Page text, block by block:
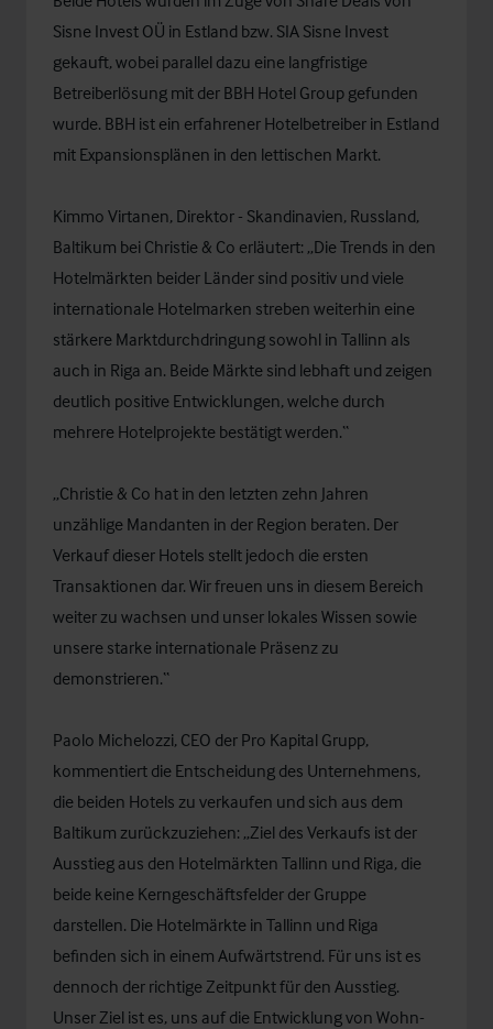
Sisne Invest OÜ in Estland bzw. SIA Sisne Invest
gekauft, wobei parallel dazu eine langfristige
Betreiberlösung mit der BBH Hotel Group gefunden
wurde. BBH ist ein erfahrener Hotelbetreiber in Estland
mit Expansionsplänen in den lettischen Markt.
Kimmo Virtanen, Direktor - Skandinavien, Russland,
Baltikum bei Christie & Co erläutert: „Die Trends in den
Hotelmärkten beider Länder sind positiv und viele
internationale Hotelmarken streben weiterhin eine
stärkere Marktdurchdringung sowohl in Tallinn als
auch in Riga an. Beide Märkte sind lebhaft und zeigen
deutlich positive Entwicklungen, welche durch
mehrere Hotelprojekte bestätigt werden.“
„Christie & Co hat in den letzten zehn Jahren
unzählige Mandanten in der Region beraten. Der
Verkauf dieser Hotels stellt jedoch die ersten
Transaktionen dar. Wir freuen uns in diesem Bereich
weiter zu wachsen und unser lokales Wissen sowie
unsere starke internationale Präsenz zu
demonstrieren.“
Paolo Michelozzi, CEO der Pro Kapital Grupp,
kommentiert die Entscheidung des Unternehmens,
die beiden Hotels zu verkaufen und sich aus dem
Baltikum zurückzuziehen: „Ziel des Verkaufs ist der
Ausstieg aus den Hotelmärkten Tallinn und Riga, die
beide keine Kerngeschäftsfelder der Gruppe
darstellen. Die Hotelmärkte in Tallinn und Riga
befinden sich in einem Aufwärtstrend. Für uns ist es
dennoch der richtige Zeitpunkt für den Ausstieg.
Unser Ziel ist es, uns auf die Entwicklung von Wohn-